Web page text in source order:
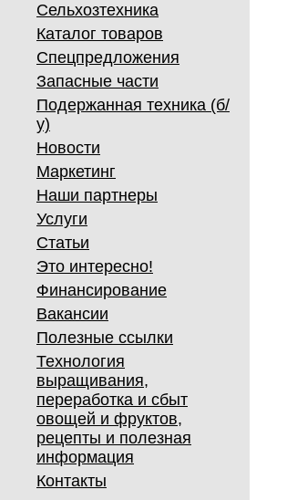
Сельхозтехника
Каталог товаров
Спецпредложения
Запасные части
Подержанная техника (б/
у)
Новости
Маркетинг
Наши партнеры
Услуги
Статьи
Это интересно!
Финансирование
Вакансии
Полезные ссылки
Технология
выращивания,
переработка и сбыт
овощей и фруктов,
рецепты и полезная
информация
Контакты